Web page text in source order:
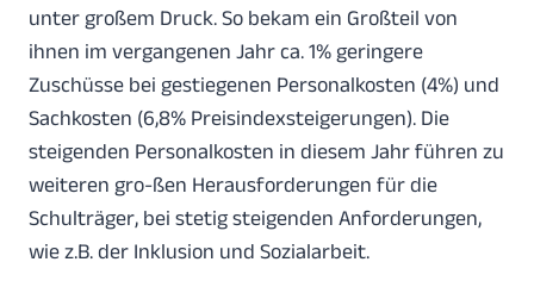
unter großem Druck. So bekam ein Großteil von
ihnen im vergangenen Jahr ca. 1% geringere
Zuschüsse bei gestiegenen Personalkosten (4%) und
Sachkosten (6,8% Preisindexsteigerungen). Die
steigenden Personalkosten in diesem Jahr führen zu
weiteren gro-ßen Herausforderungen für die
Schulträger, bei stetig steigenden Anforderungen,
wie z.B. der Inklusion und Sozialarbeit.